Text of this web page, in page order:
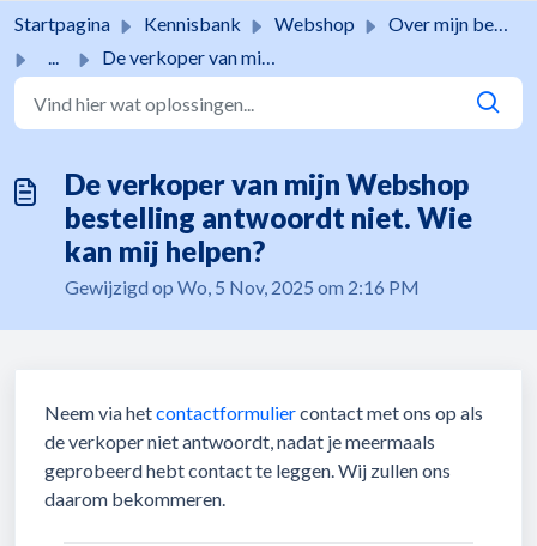
Startpagina Kennisbank Webshop
Over mijn bestelling
...
De verkoper van mijn Webshop bestelling antwoordt niet. W...
De verkoper van mijn Webshop
bestelling antwoordt niet. Wie
kan mij helpen?
Gewijzigd op Wo, 5 Nov, 2025 om 2:16 PM
Neem via hetcontactformuliercontact met ons op als
de verkoper niet antwoordt, nadat je meermaals
geprobeerd hebt contact te leggen. Wij zullen ons
daarom bekommeren.